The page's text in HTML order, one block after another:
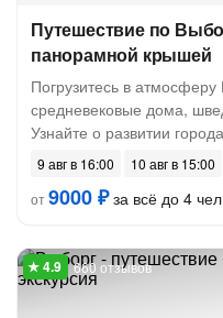
Путешествие по
панорамной крышей
Погрузитесь в
средневековые дома,
Узнайте о развитии
9 авг в 16:00
10 авг в 15:00
от9000 ₽за всё до 4
660 отзывов